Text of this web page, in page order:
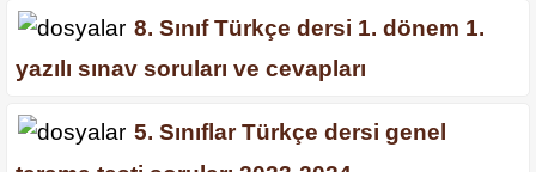
8. Sınıf Türkçe dersi 1. dönem 1.
yazılı sınav soruları ve cevapları
5. Sınıflar Türkçe dersi genel